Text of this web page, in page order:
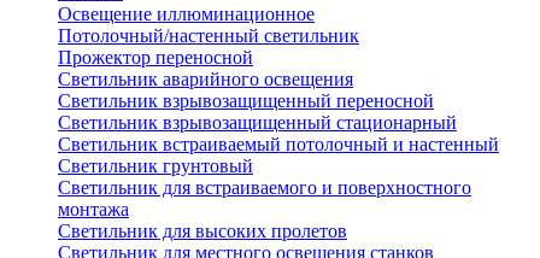
Освещение иллюминационное
Потолочный/настенный светильник
Прожектор переносной
Светильник аварийного освещения
Светильник взрывозащищенный переносной
Светильник взрывозащищенный стационарный
Светильник встраиваемый потолочный и настенный
Светильник грунтовый
Светильник для встраиваемого и поверхностного
монтажа
Светильник для высоких пролетов
Светильник для местного освещения станков